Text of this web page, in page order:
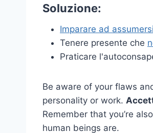
Soluzione:
Imparare ad
Tenere presente che
Praticare
Be aware of your flaws
personality or work.
Remember that you’re
human beings are.